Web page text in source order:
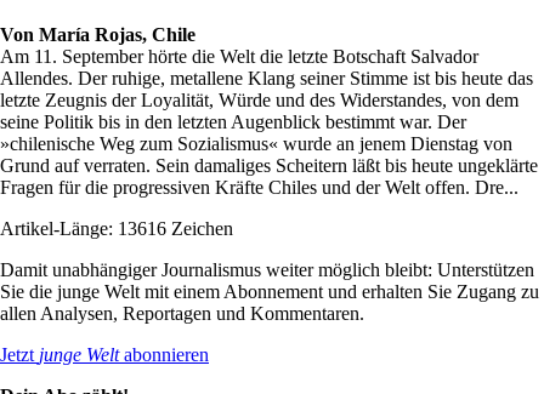
Von María Rojas, Chile
Am 11. September hörte die Welt die letzte Botschaft Salvador
Allendes. Der ruhige, metallene Klang seiner Stimme ist bis heute das
letzte Zeugnis der Loyalität, Würde und des Widerstandes, von dem
seine Politik bis in den letzten Augenblick bestimmt war. Der
»chilenische Weg zum Sozialismus« wurde an jenem Dienstag von
Grund auf verraten. Sein damaliges Scheitern läßt bis heute ungeklärte
Fragen für die progressiven Kräfte Chiles und der Welt offen. Dre...
Artikel-Länge: 13616 Zeichen
Damit unabhängiger Journalismus weiter möglich bleibt: Unterstützen
Sie die junge Welt mit einem Abonnement und erhalten Sie Zugang zu
allen Analysen, Reportagen und Kommentaren.
Jetzt junge Weltabonnieren